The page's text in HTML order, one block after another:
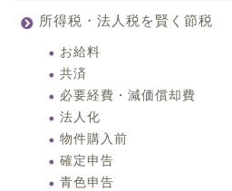
所得税・法人税を賢く節税
お給料
共済
必要経費・減価償却費
法人化
物件購入前
確定申告
青色申告